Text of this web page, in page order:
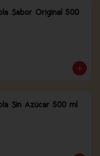
Sabor Original 500
Sin Azúcar 500 ml